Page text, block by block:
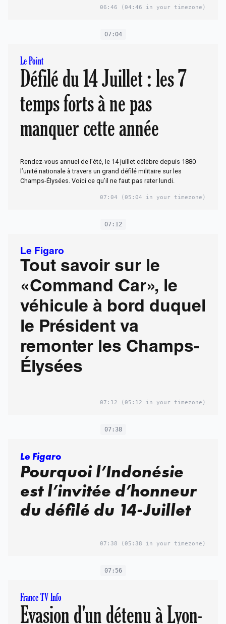
06:46 (04:46 in your timezone)
07:04
Le Point
Défilé du 14 Juillet : les 7
temps forts à ne pas
manquer cette année
Rendez-vous annuel de l’été, le 14 juillet célèbre depuis 1880
l’unité nationale à travers un grand défilé militaire sur les
Champs-Élysées. Voici ce qu’il ne faut pas rater lundi.
07:04 (05:04 in your timezone)
07:12
Le Figaro
Tout savoir sur le
«Command Car», le
véhicule à bord duquel
le Président va
remonter les Champs-
Élysées
07:12 (05:12 in your timezone)
07:38
Le Figaro
Pourquoi l’Indonésie
est l’invitée d’honneur
du défilé du 14-Juillet
07:38 (05:38 in your timezone)
07:56
France TV Info
Evasion d'un détenu à Lyon-